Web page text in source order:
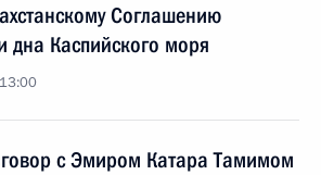
Соглашению
дна Каспийского моря
с Эмиром Катара Тамимом